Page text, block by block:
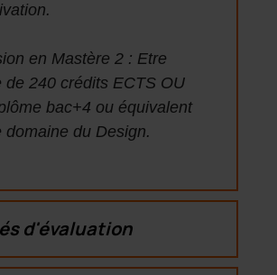
en Mastère 2 : Etre
de 240 crédits ECTS OU
bac+4 ou équivalent
domaine du Design.
d'évaluation